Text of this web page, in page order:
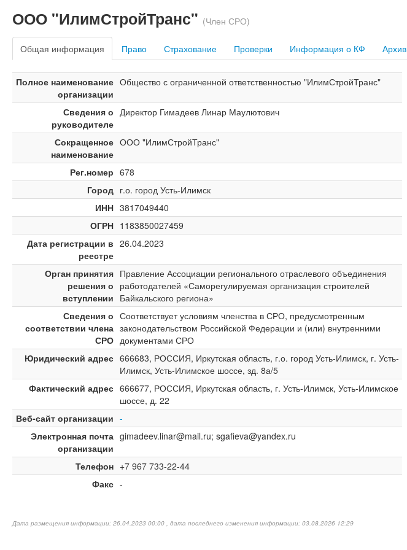
ООО "ИлимСтройТранс" (Член СРО)
Общая информация Право Страхование Проверки Информация о КФ Архив
Полное наименование
организации
Общество с ограниченной ответственностью "ИлимСтройТранс"
Сведения о
руководителе
Директор Гимадеев Линар Маулютович
Сокращенное
наименование
ООО "ИлимСтройТранс"
Рег.номер 678
Город г.о. город Усть-Илимск
ИНН 3817049440
ОГРН 1183850027459
Дата регистрации в
реестре
26.04.2023
Орган принятия
решения о
вступлении
Правление Ассоциации регионального отраслевого объединения
работодателей «Саморегулируемая организация строителей
Байкальского региона»
Сведения о
соответствии члена
СРО
Соответствует условиям членства в СРО, предусмотренным
законодательством Российской Федерации и (или) внутренними
документами СРО
Юридический адрес 666683, РОССИЯ, Иркутская область, г.о. город Усть-Илимск, г. Усть-
Илимск, Усть-Илимское шоссе, зд. 8а/5
Фактический адрес 666677, РОССИЯ, Иркутская область, г. Усть-Илимск, Усть-Илимское
шоссе, д. 22
Веб-сайт организации -
Электронная почта
организации
gimadeev.linar@mail.ru; sgafieva@yandex.ru
Телефон +7 967 733-22-44
Факс -
Дата размещения информации: 26.04.2023 00:00 , дата последнего изменения информации: 03.08.2026 12:29